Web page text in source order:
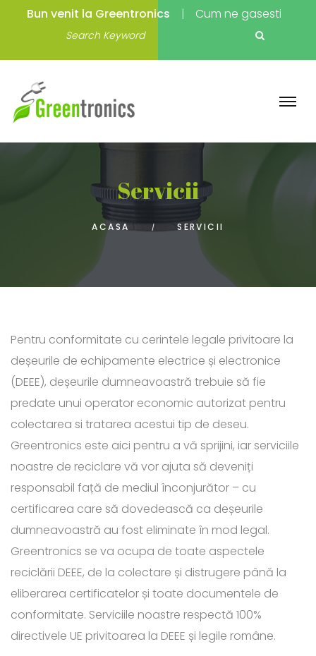
Bun venit la Greentronics Cum ne gasesti
Servicii
ACASA SERVICII
Pentru conformitate cu cerintele legale privitoare la
deșeurile de echipamente electrice și electronice
(DEEE), deșeurile dumneavoastră trebuie să fie
predate unui operator economic autorizat pentru
colectarea si tratarea acestui tip de deseu.
Greentronics este aici pentru a vă sprijini, iar serviciile
noastre de reciclare vă vor ajuta să deveniți
responsabil față de mediul înconjurător – cu
certificarea care să dovedească ca deșeurile
dumneavoastră au fost eliminate în mod legal.
Greentronics se va ocupa de toate aspectele
reciclării DEEE, de la colectare și distrugere până la
eliberarea certificatelor și toate documentele de
conformitate. Serviciile noastre respectă 100%
directivele UE privitoarea la DEEE și legile române.